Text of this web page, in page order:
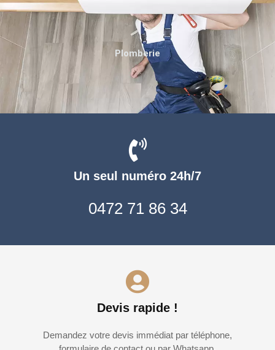
Un seul numéro 24h/7
0472 71 86 34
Devis rapide !
Demandez votre devis immédiat par téléphone,
Plomberie